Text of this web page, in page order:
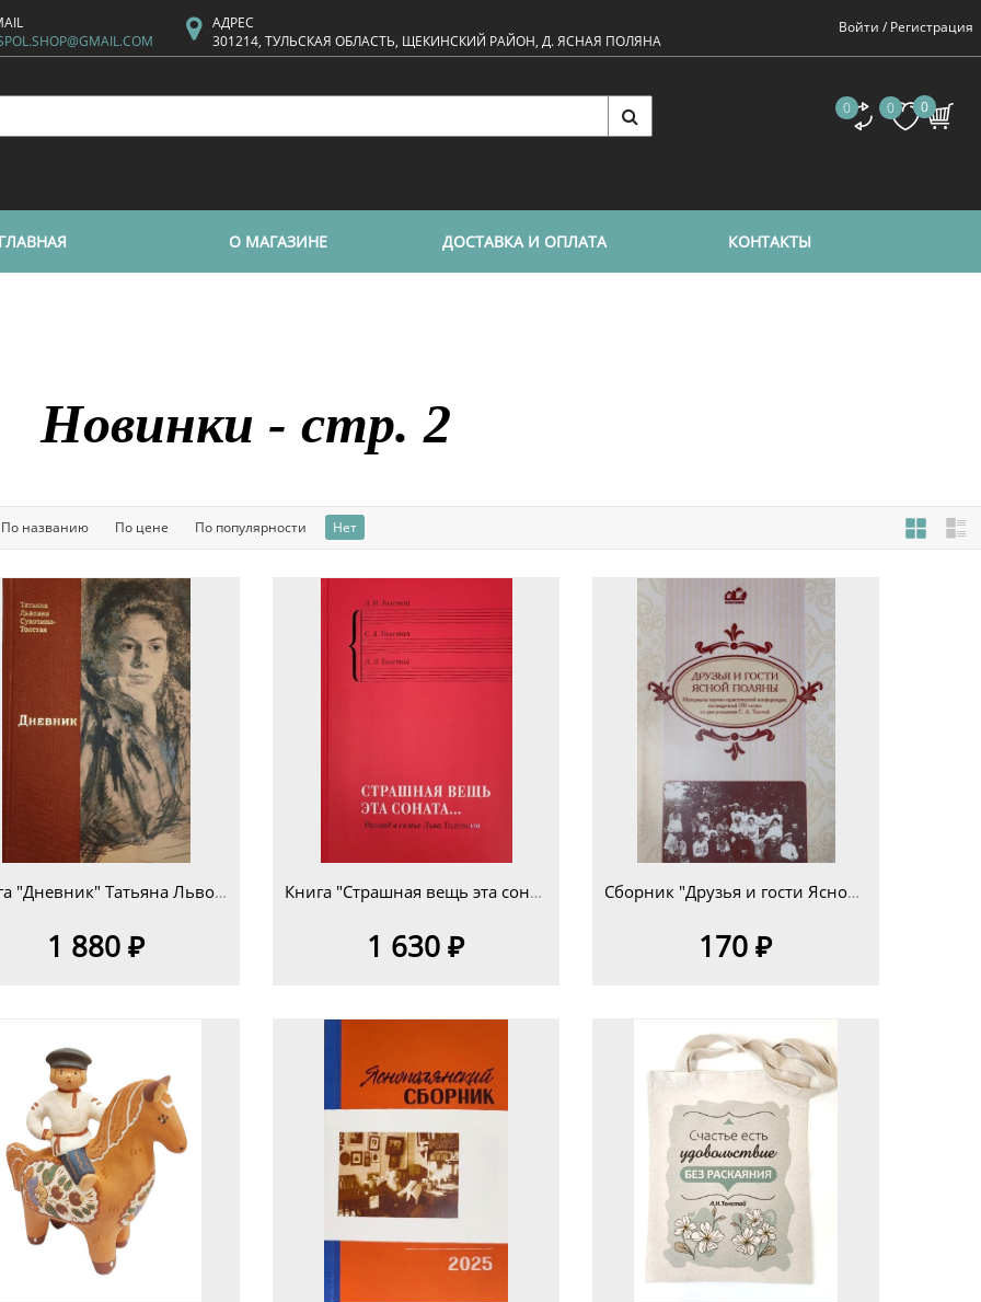
АДРЕС
301214, ТУЛЬСКАЯ ОБЛАСТЬ, ЩЕКИНСКИЙ РАЙОН, Д. ЯСНАЯ ПОЛЯНА
Войти / Регистрация
0 0 0
О МАГАЗИНЕ ДОСТАВКА И ОПЛАТА КОНТАКТЫ
Новинки - стр. 2
По названию По цене По популярности Нет
Книга "Дневник" Татьяна Львовна Сухотина-Толстая
1 880 ₽
Книга "Страшная вещь эта соната.. Разлад в семье Льва Толстого"
1 630 ₽
Сборник "Друзья и гости Ясной Поляны" к 170-летию С.А.Толстой вып.2017г.
170 ₽